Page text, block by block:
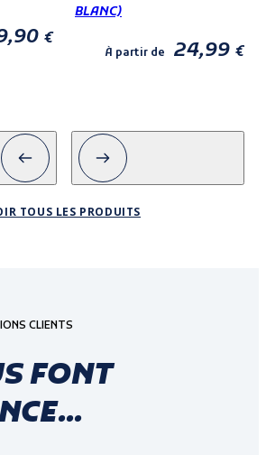
€
BLANC)
À partir de 24,99 €
TOUS LES PRODUITS
CLIENTS
FONT